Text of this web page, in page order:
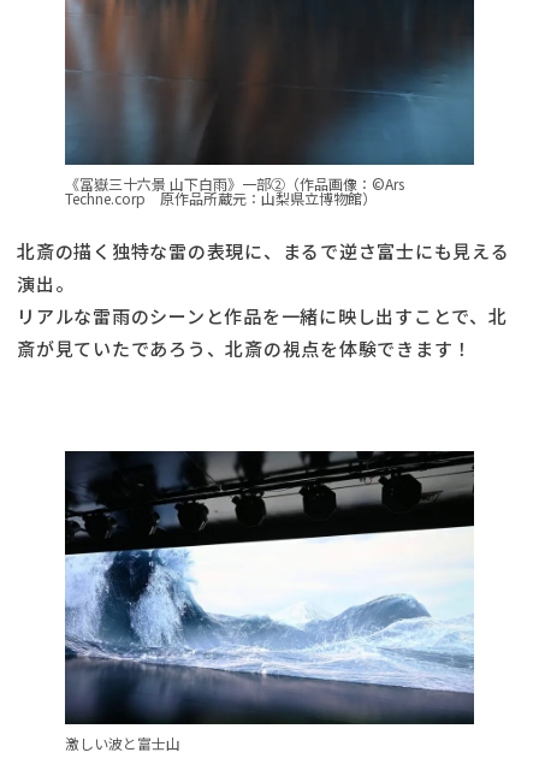
《冨嶽三十六景 山下白雨》一部②（作品画像：©Ars
Techne.corp 原作品所蔵元：山梨県立博物館）
北斎の描く独特な雷の表現に、まるで逆さ富士にも見える
演出。
リアルな雷雨のシーンと作品を一緒に映し出すことで、北
斎が見ていたであろう、北斎の視点を体験できます！
激しい波と富士山